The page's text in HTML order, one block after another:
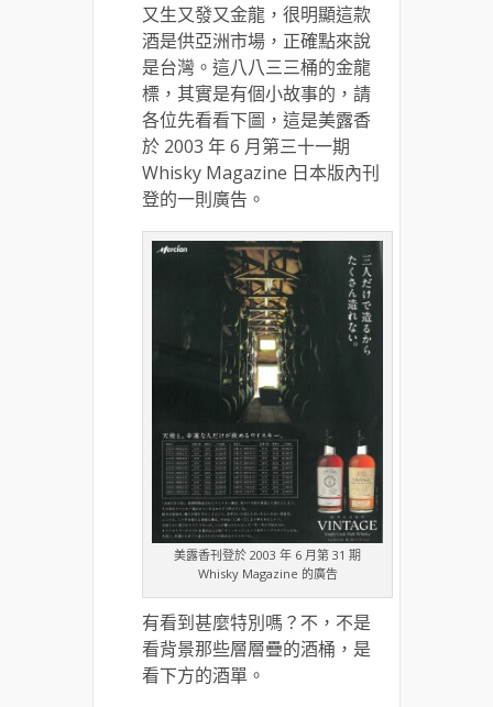
又生又發又金龍，很明顯這款
酒是供亞洲市場，正確點來說
是台灣。這八八三三桶的金龍
標，其實是有個小故事的，請
各位先看看下圖，這是美露香
於 2003 年 6 月第三十一期
Whisky Magazine 日本版內刊
登的一則廣告。
美露香刊登於 2003 年 6 月第 31 期
Whisky Magazine 的廣告
有看到甚麼特別嗎？不，不是
看背景那些層層疊的酒桶，是
看下方的酒單。